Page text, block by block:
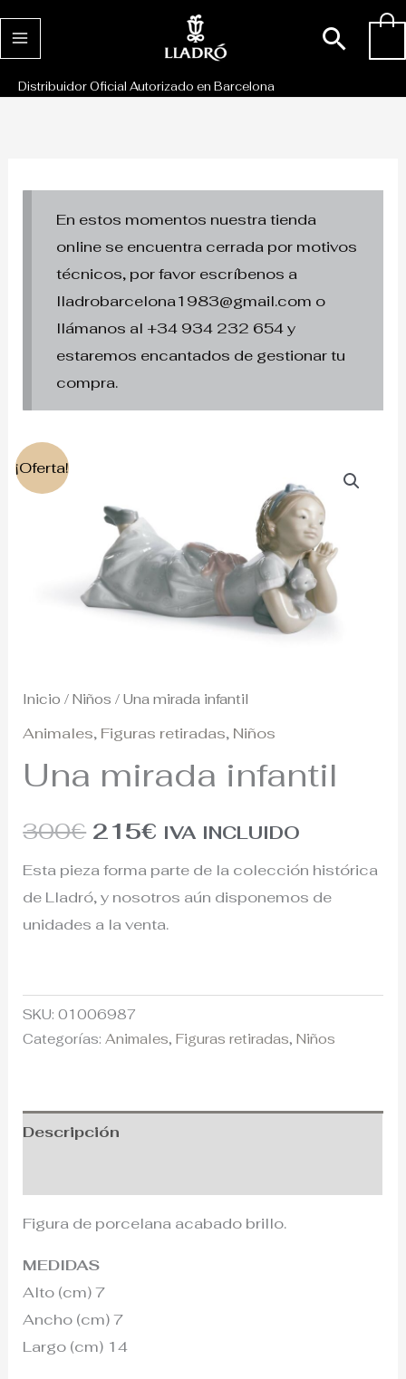
al
Distribuidor Oficial Autorizado en Barcelona
En estos momentos nuestra tienda
online se encuentra cerrada por motivos
técnicos, por favor escríbenos a
lladrobarcelona1983@gmail.com o
llámanos al +34 934 232 654 y
estaremos encantados de gestionar tu
compra.
¡Oferta!
Inicio /Niños / Una mirada infantil
Animales, Figuras retiradas, Niños
Una mirada infantil
300€
precio
original
era:
215€
actual
es:
215€.
IVA INCLUIDO
Esta pieza forma parte de la colección histórica
de Lladró, y nosotros aún disponemos de
unidades a la venta.
SKU:01006987
Categorías:Animales,Figuras retiradas,Niños
Descripción
Figura de porcelana acabado brillo.
MEDIDAS
Alto (cm) 7
Ancho (cm) 7
Largo (cm) 14